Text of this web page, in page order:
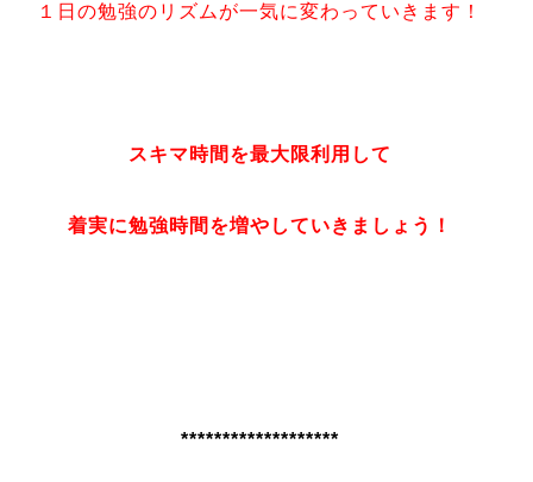
１日の勉強のリズムが一気に変わっていきます！
スキマ時間を最大限利用して
着実に勉強時間を増やしていきましょう！
*******************